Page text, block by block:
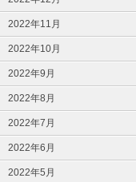
2022年11月
2022年10月
2022年9月
2022年8月
2022年7月
2022年6月
2022年5月